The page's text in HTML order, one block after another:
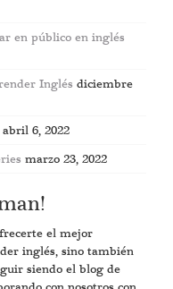
en público en inglés
Inglés diciembre
abril 6, 2022
marzo 23, 2022
el mejor
inglés, sino también
siendo el blog de